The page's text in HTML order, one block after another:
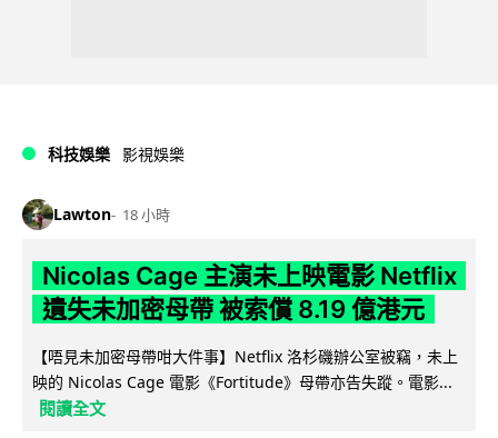
科技娛樂 影視娛樂
Lawton 18 小時
Nicolas Cage 主演未上映電影 Netflix
遺失未加密母帶 被索償 8.19 億港元
【唔見未加密母帶咁大件事】Netflix 洛杉磯辦公室被竊，未上
映的 Nicolas Cage 電影《Fortitude》母帶亦告失蹤。電影...
閱讀全文